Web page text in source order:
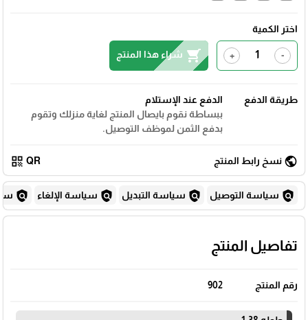
اختر الكمية
-
+
shopping_cart شراء هذا المنتج
طريقة الدفع
الدفع عند الإستلام
ببساطة نقوم بايصال المنتج لغاية منزلك وتقوم
بدفع الثمن لموظف التوصيل.
public نسخ رابط المنتج QR
qr_code
policy سياسة التوصيل policy سياسة التبديل policy سياسة الإلغاء policy
تفاصيل المنتج
رقم المنتج 902